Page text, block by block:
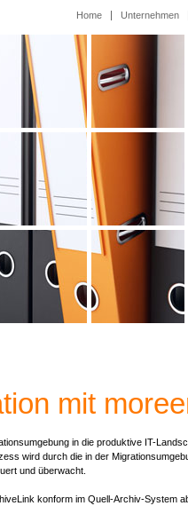
Home Unternehmen
mit
in die produktive IT-
wird durch die in der
und überwacht.
konform im Quell-Archiv-System